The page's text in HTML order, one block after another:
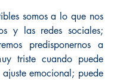
somos a lo que nos
y las redes sociales;
predisponernos a
triste cuando puede
emocional; puede